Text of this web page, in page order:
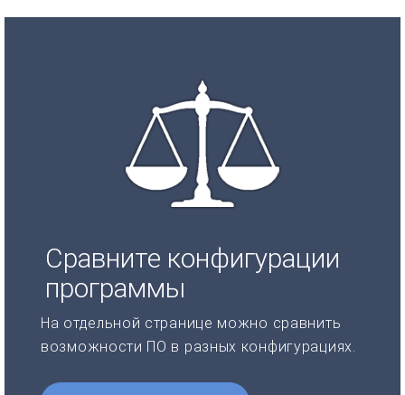
Сравните конфигурации
программы
На отдельной странице можно сравнить
возможности ПО в разных конфигурациях.